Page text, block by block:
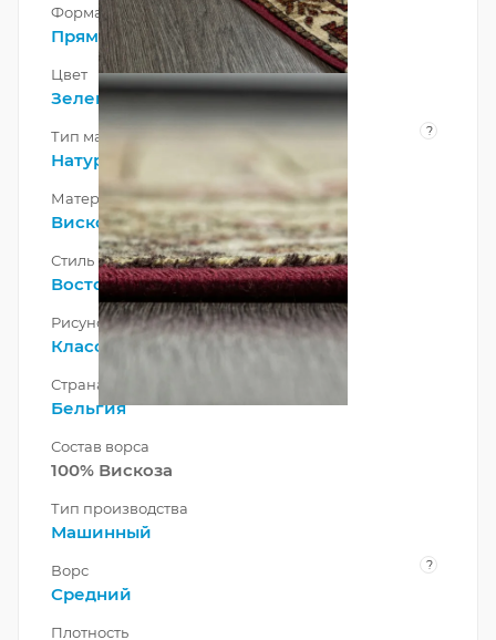
Форма
Прямоугольник
Цвет
Зеленый,Красный
Тип материала ?
Натуральный
Материал
Вискоза
Стиль
Восточный
Рисунок
Классический
Страна
Бельгия
Состав ворса
100% Вискоза
Тип производства
Машинный
Ворс ?
Средний
Плотность